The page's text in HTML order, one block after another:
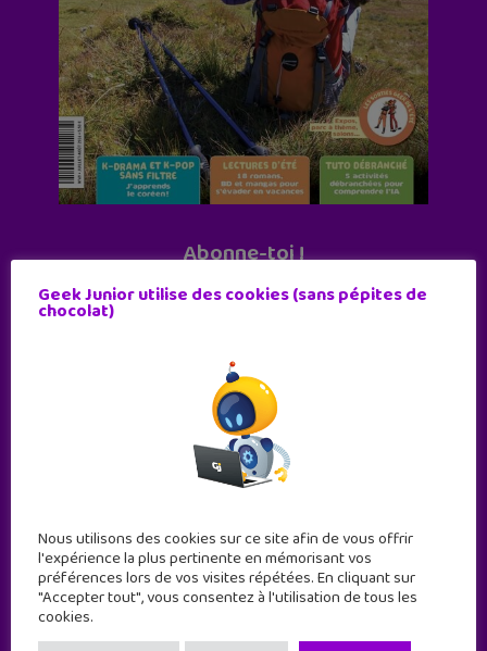
Abonne-toi !
11 numéros par an
Geek Junior utilise des cookies (sans pépites de
chocolat)
Nous utilisons des cookies sur ce site afin de vous offrir
l'expérience la plus pertinente en mémorisant vos
préférences lors de vos visites répétées. En cliquant sur
"Accepter tout", vous consentez à l'utilisation de tous les
cookies.